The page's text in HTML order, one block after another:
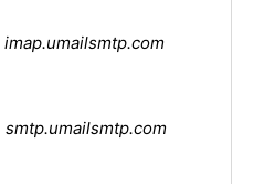
imap.umailsmtp.com
smtp.umailsmtp.com